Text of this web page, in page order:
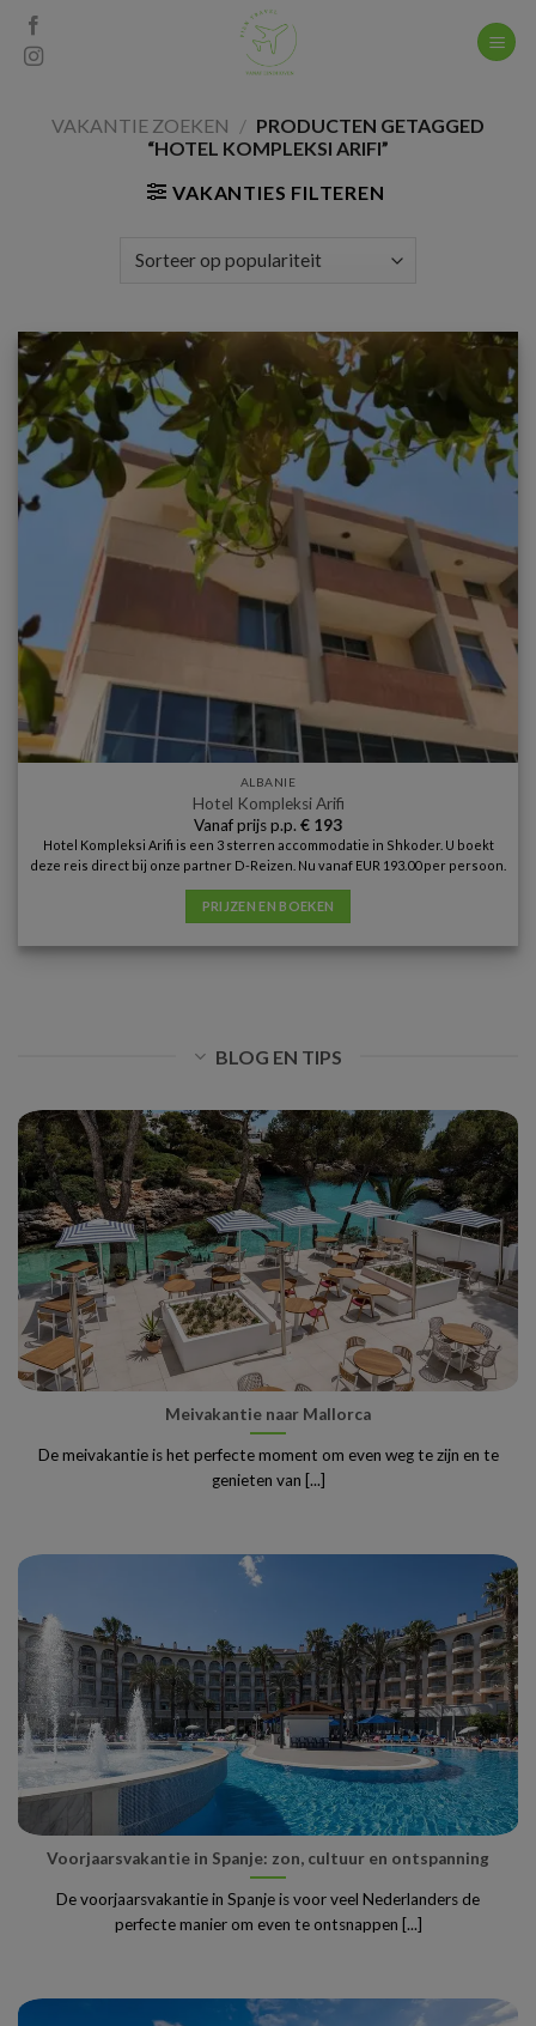
Skip
content
VAKANTIE ZOEKEN / PRODUCTEN GETAGGED
“HOTEL KOMPLEKSI ARIFI”
VAKANTIES FILTEREN
ALBANIE
Hotel Kompleksi Arifi
Vanaf prijs p.p. € 193
Hotel Kompleksi Arifi is een 3 sterren accommodatie in Shkoder. U boekt
deze reis direct bij onze partner D-Reizen. Nu vanaf EUR 193.00 per persoon.
PRIJZEN EN BOEKEN
BLOG EN TIPS
Meivakantie naar Mallorca
De meivakantie is het perfecte moment om even weg te zijn en te
genieten van [...]
Voorjaarsvakantie in Spanje: zon, cultuur en ontspanning
De voorjaarsvakantie in Spanje is voor veel Nederlanders de
perfecte manier om even te ontsnappen [...]